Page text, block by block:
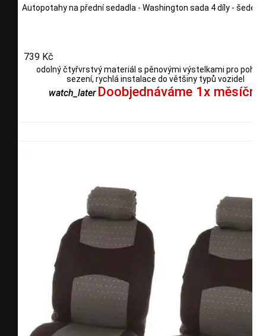
Autopotahy na přední sedadla - Washington sada 4 díly - šedé
739 Kč
odolný čtyřvrstvý materiál s pěnovými výstelkami pro
sezení, rychlá instalace do většiny typů vozidel
watch_later Doobjednáváme 1x měsíčně